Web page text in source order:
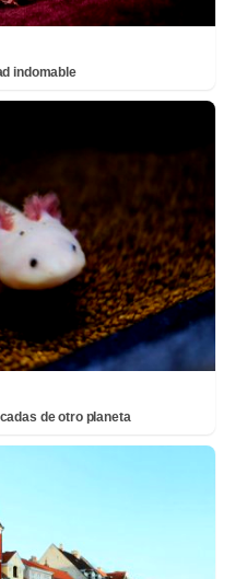
indomable
de otro planeta